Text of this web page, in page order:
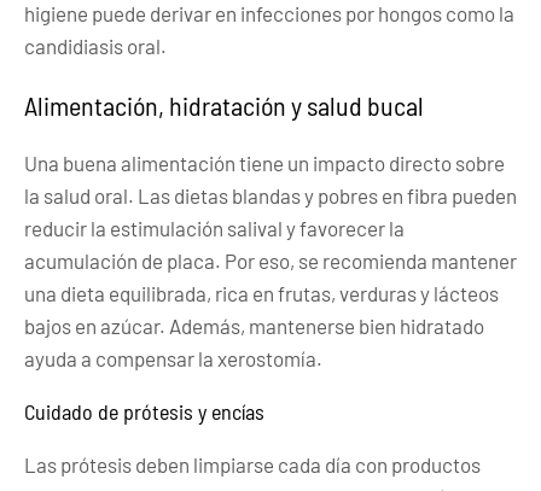
higiene puede derivar en infecciones por hongos como la
candidiasis oral.
Alimentación, hidratación y salud bucal
Una buena alimentación tiene un impacto directo sobre
la salud oral. Las dietas blandas y pobres en fibra pueden
reducir la estimulación salival y favorecer la
acumulación de placa. Por eso, se recomienda mantener
una dieta equilibrada, rica en frutas, verduras y lácteos
bajos en azúcar. Además, mantenerse bien hidratado
ayuda a compensar la xerostomía.
Cuidado de prótesis y encías
Las prótesis deben limpiarse cada día con productos